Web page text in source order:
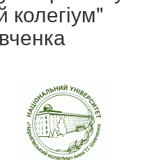
колегіум"